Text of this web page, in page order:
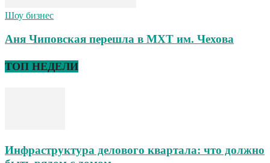
Шоу бизнес
Аня Чиповская перешла в МХТ им. Чехова
ТОП НЕДЕЛИ
Инфраструктура делового квартала: что должно